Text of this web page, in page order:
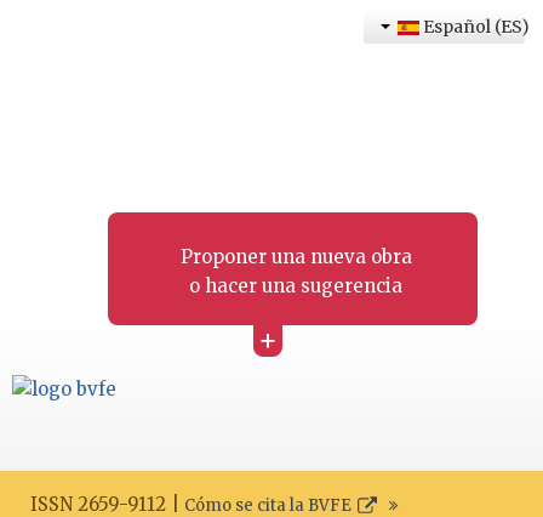
Proponer una nueva obra
o hacer una sugerencia
+
Español (ES)
ISSN 2659-9112 | Cómo se cita la BVFE